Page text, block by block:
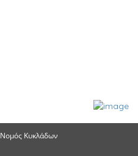
Νομός Κυκλάδων